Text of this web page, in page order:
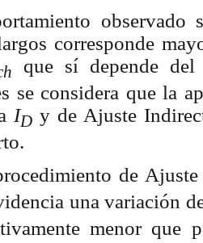
corresponde
que sí depende
se considera que la
ID y de Ajuste
de
una variación
menor